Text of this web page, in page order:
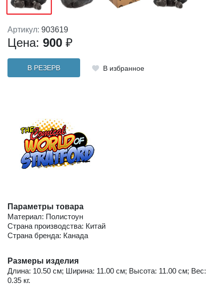
Артикул: 903619
Цена: 900 ₽
В РЕЗЕРВ В избранное
Параметры товара
Материал: Полистоун
Страна производства: Китай
Страна бренда: Канада
Размеры изделия
Длина: 10.50 см; Ширина: 11.00 см; Высота: 11.00 см; Вес:
0.35 кг.